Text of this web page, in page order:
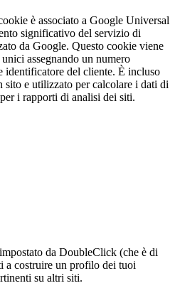
è associato a Google Universal
significativo del servizio di
da Google. Questo cookie viene
assegnando un numero
identificatore del cliente. È incluso
e utilizzato per calcolare i dati di
i rapporti di analisi dei siti.
da DoubleClick (che è di
a costruire un profilo dei tuoi
su altri siti.